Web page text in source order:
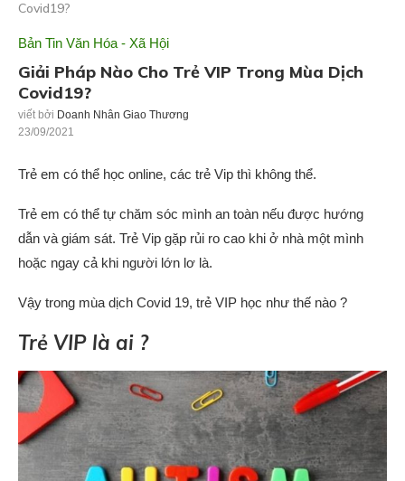
Covid19?
Bản Tin Văn Hóa - Xã Hội
Giải Pháp Nào Cho Trẻ VIP Trong Mùa Dịch
Covid19?
viết bởi Doanh Nhân Giao Thương
23/09/2021
Trẻ em có thể học online, các trẻ Vip thì không thể.
Trẻ em có thể tự chăm sóc mình an toàn nếu được hướng
dẫn và giám sát. Trẻ Vip gặp rủi ro cao khi ở nhà một mình
hoặc ngay cả khi người lớn lơ là.
Vậy trong mùa dịch Covid 19, trẻ VIP học như thế nào ?
Trẻ VIP là ai ?